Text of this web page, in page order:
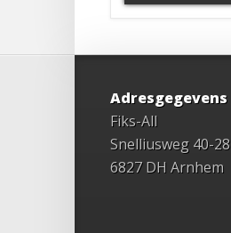
Adresgegevens
Fiks-All
Snelliusweg 40-28
6827 DH Arnhem